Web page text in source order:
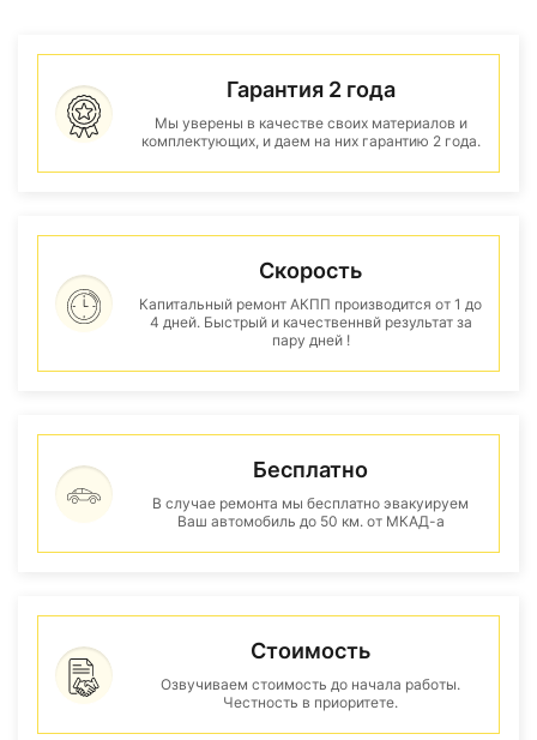
Гарантия 2 года
Мы уверены в качестве своих материалов и
комплектующих, и даем на них гарантию 2 года.
Скорость
Капитальный ремонт АКПП производится от 1 до
4 дней. Быстрый и качественнвй результат за
пару дней !
Бесплатно
В случае ремонта мы бесплатно эвакуируем
Ваш автомобиль до 50 км. от МКАД-а
Стоимость
Озвучиваем стоимость до начала работы.
Честность в приоритете.